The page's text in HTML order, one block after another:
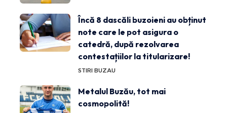
Încă 8 dascăli buzoieni au obținut
note care le pot asigura o
catedră, după rezolvarea
contestațiilor la titularizare!
STIRI BUZAU
Metalul Buzău, tot mai
cosmopolită!